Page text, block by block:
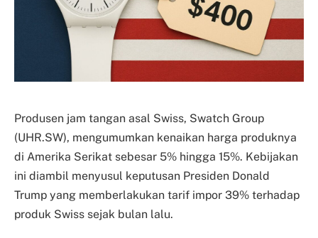
Produsen jam tangan asal Swiss, Swatch Group
(UHR.SW), mengumumkan kenaikan harga produknya
di Amerika Serikat sebesar 5% hingga 15%. Kebijakan
ini diambil menyusul keputusan Presiden Donald
Trump yang memberlakukan tarif impor 39% terhadap
produk Swiss sejak bulan lalu.